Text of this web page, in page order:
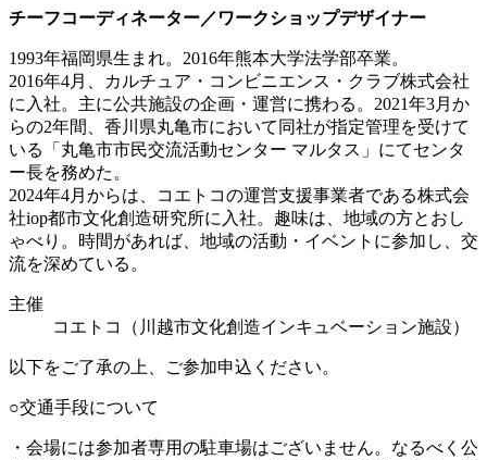
チーフコーディネーター／ワークショップデザイナー
1993年福岡県生まれ。2016年熊本大学法学部卒業。
2016年4月、カルチュア・コンビニエンス・クラブ株式会社
に入社。主に公共施設の企画・運営に携わる。2021年3月か
らの2年間、香川県丸亀市において同社が指定管理を受けて
いる「丸亀市市民交流活動センター マルタス」にてセンタ
ー長を務めた。
2024年4月からは、コエトコの運営支援事業者である株式会
社iop都市文化創造研究所に入社。趣味は、地域の方とおし
ゃべり。時間があれば、地域の活動・イベントに参加し、交
流を深めている。
主催
コエトコ（川越市文化創造インキュベーション施設）
以下をご了承の上、ご参加申込ください。
○交通手段について
・会場には参加者専用の駐車場はございません。なるべく公